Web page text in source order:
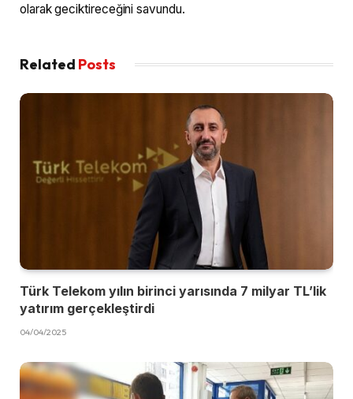
olarak geciktireceğini savundu.
Related Posts
Türk Telekom yılın birinci yarısında 7 milyar TL’lik
yatırım gerçekleştirdi
04/04/2025